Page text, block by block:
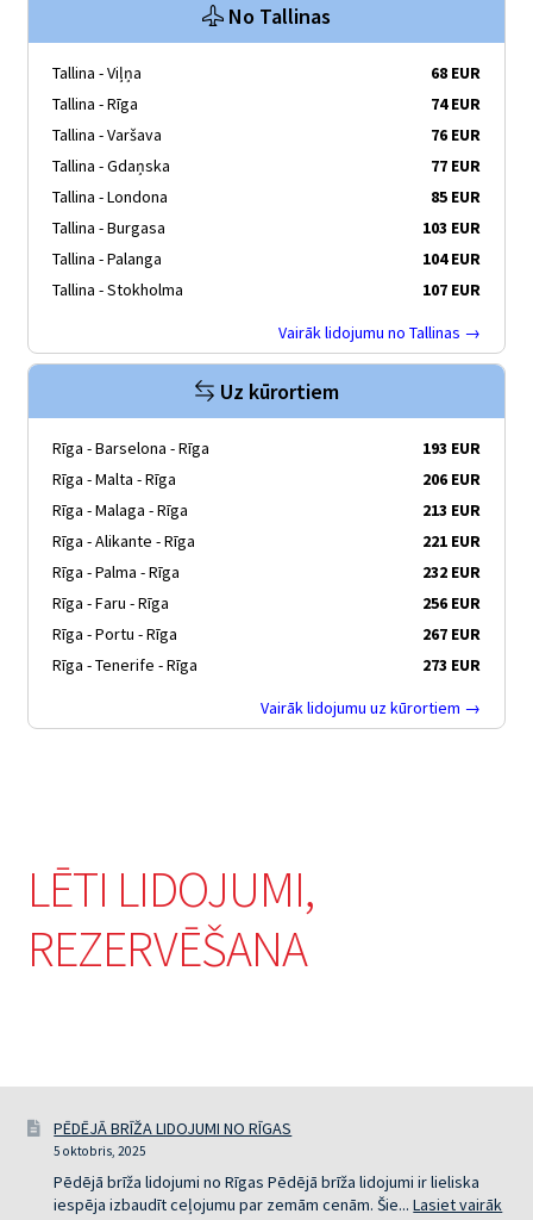
No Tallinas
Tallina - Viļņa
68 EUR
Tallina - Rīga
74 EUR
Tallina - Varšava
76 EUR
Tallina - Gdaņska
77 EUR
Tallina - Londona
85 EUR
Tallina - Burgasa
103 EUR
Tallina - Palanga
104 EUR
Tallina - Stokholma
107 EUR
Vairāk lidojumu no Tallinas →
Uz kūrortiem
Rīga - Barselona - Rīga
193 EUR
Rīga - Malta - Rīga
206 EUR
Rīga - Malaga - Rīga
213 EUR
Rīga - Alikante - Rīga
221 EUR
Rīga - Palma - Rīga
232 EUR
Rīga - Faru - Rīga
256 EUR
Rīga - Portu - Rīga
267 EUR
Rīga - Tenerife - Rīga
273 EUR
Vairāk lidojumu uz kūrortiem →
LĒTI LIDOJUMI,
REZERVĒŠANA
PĒDĒJĀ BRĪŽA LIDOJUMI NO RĪGAS
5 oktobris, 2025
Pēdējā brīža lidojumi no Rīgas Pēdējā brīža lidojumi ir lieliska
iespēja izbaudīt ceļojumu par zemām cenām. Šie...Lasiet vairāk